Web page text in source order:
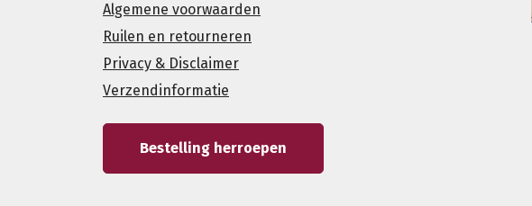
Algemene voorwaarden
Ruilen en retourneren
Privacy & Disclaimer
Verzendinformatie
Bestelling herroepen